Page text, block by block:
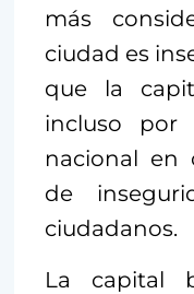
más
ciudad es
que la
incluso por
nacional en
de
ciudadanos.
La capital